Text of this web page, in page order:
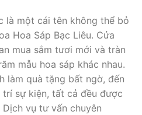
là một cái tên không thể bỏ
Hoa Sáp Bạc Liêu. Cửa
mua sắm tươi mới và tràn
mẫu hoa sáp khác nhau.
làm quà tặng bất ngờ, đến
sự kiện, tất cả đều được
vụ tư vấn chuyên